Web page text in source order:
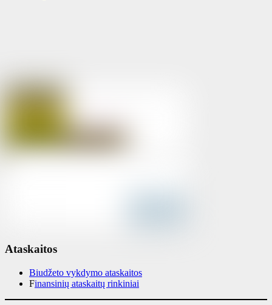
Ataskaitos
Biudžeto vykdymo ataskaitos
Finansinių ataskaitų rinkiniai